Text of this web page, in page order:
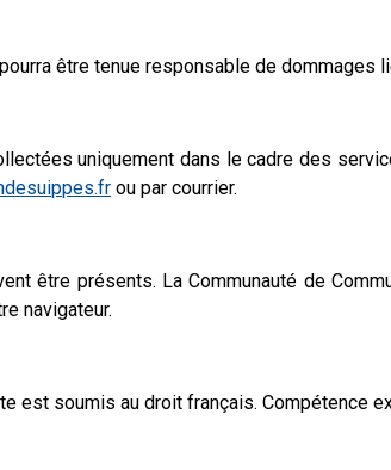
être tenue responsable de dommages
uniquement dans le cadre des
ou par courrier.
être présents. La Communauté de
navigateur.
est soumis au droit français. Compétence